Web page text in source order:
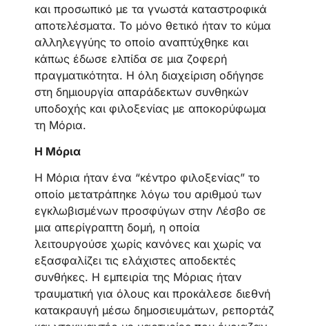
και προσωπικό με τα γνωστά καταστροφικά
αποτελέσματα. Το μόνο θετικό ήταν το κύμα
αλληλεγγύης το οποίο αναπτύχθηκε και
κάπως έδωσε ελπίδα σε μια ζοφερή
πραγματικότητα. Η όλη διαχείριση οδήγησε
στη δημιουργία απαράδεκτων συνθηκών
υποδοχής και φιλοξενίας με αποκορύφωμα
τη Μόρια.
Η Μόρια
Η Μόρια ήταν ένα “κέντρο φιλοξενίας” το
οποίο μετατράπηκε λόγω του αριθμού των
εγκλωβισμένων προσφύγων στην Λέσβο σε
μια απερίγραπτη δομή, η οποία
λειτουργούσε χωρίς κανόνες και χωρίς να
εξασφαλίζει τις ελάχιστες αποδεκτές
συνθήκες. Η εμπειρία της Μόριας ήταν
τραυματική για όλους και προκάλεσε διεθνή
κατακραυγή μέσω δημοσιευμάτων, ρεπορτάζ